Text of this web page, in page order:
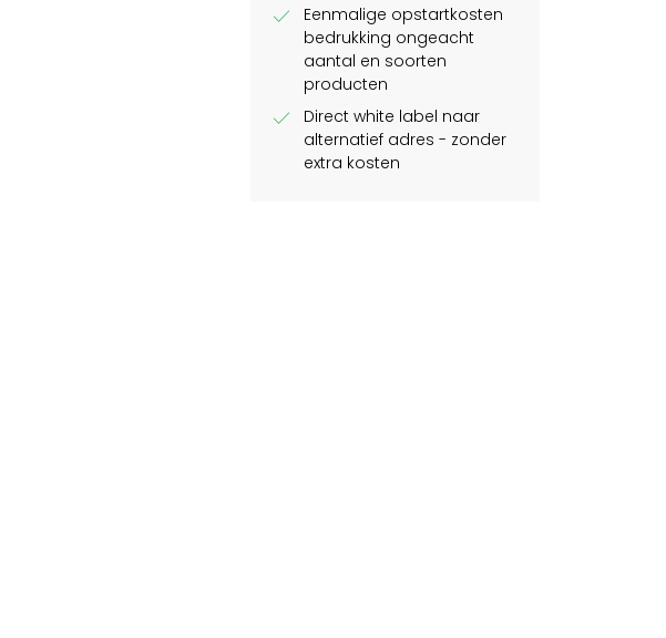
check
Eenmalige opstartkosten
bedrukking ongeacht
aantal en soorten
producten
check
Direct white label naar
alternatief adres - zonder
extra kosten